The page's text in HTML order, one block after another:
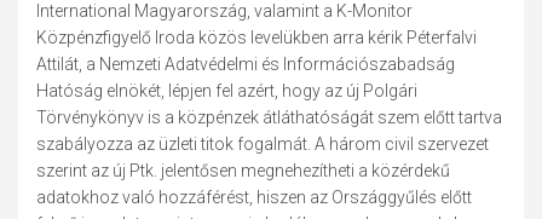
International Magyarország, valamint a K-Monitor
Közpénzfigyelő Iroda közös levelükben arra kérik Péterfalvi
Attilát, a Nemzeti Adatvédelmi és Információszabadság
Hatóság elnökét, lépjen fel azért, hogy az új Polgári
Törvénykönyv is a közpénzek átláthatóságát szem előtt tartva
szabályozza az üzleti titok fogalmát. A három civil szervezet
szerint az új Ptk. jelentősen megnehezítheti a közérdekű
adatokhoz való hozzáférést, hiszen az Országgyűlés előtt